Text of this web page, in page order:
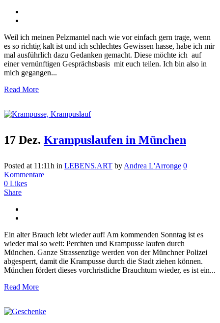
Weil ich meinen Pelzmantel nach wie vor einfach gern trage, wenn
es so richtig kalt ist und ich schlechtes Gewissen hasse, habe ich mir
mal ausführlich dazu Gedanken gemacht. Diese möchte ich auf
einer vernünftigen Gesprächsbasis mit euch teilen. Ich bin also in
mich gegangen...
Read More
17 Dez. Krampuslaufen in München
Posted at 11:11h in LEBENS.ART by Andrea L'Arronge 0
Kommentare
0 Likes
Share
Ein alter Brauch lebt wieder auf! Am kommenden Sonntag ist es
wieder mal so weit: Perchten und Krampusse laufen durch
München. Ganze Strassenzüge werden von der Münchner Polizei
abgesperrt, damit die Krampusse durch die Stadt ziehen können.
München fördert dieses vorchristliche Brauchtum wieder, es ist ein...
Read More